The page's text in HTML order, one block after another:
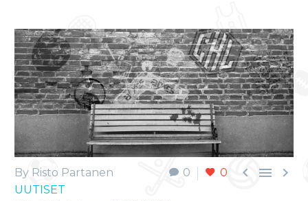
0 0   
By Risto Partanen
UUTISET